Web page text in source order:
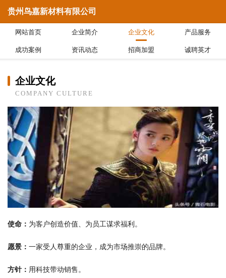
贵州鸟嘉新材料有限公司
网站首页 企业简介 企业文化 产品服务
成功案例 资讯动态 招商加盟 诚聘英才
企业文化
COMPANY CULTURE
使命： 为客户创造价值、为员工谋求福利。
愿景： 一家受人尊重的企业，成为市场推崇的品牌。
方针： 用科技带动销售。